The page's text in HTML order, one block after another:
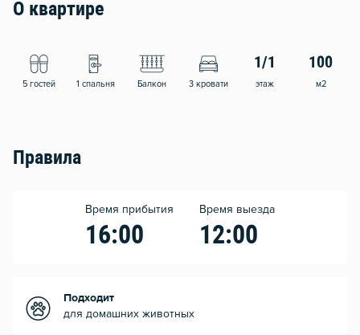
О квартире
5 гостей 1 спальня Балкон 3 кровати
1/1
этаж
100
м2
Правила
Время прибытия
16:00
Время выезда
12:00
Подходит
для домашних животных